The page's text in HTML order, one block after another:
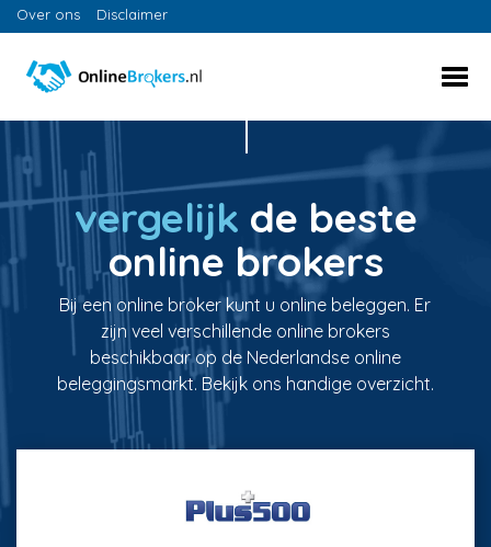
Over ons Disclaimer
vergelijk de beste
online brokers
Bij een online broker kunt u online beleggen. Er
zijn veel verschillende online brokers
beschikbaar op de Nederlandse online
beleggingsmarkt. Bekijk ons handige overzicht.